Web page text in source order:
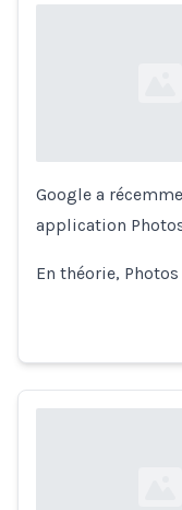
Loading...
Google a
application
En théorie,